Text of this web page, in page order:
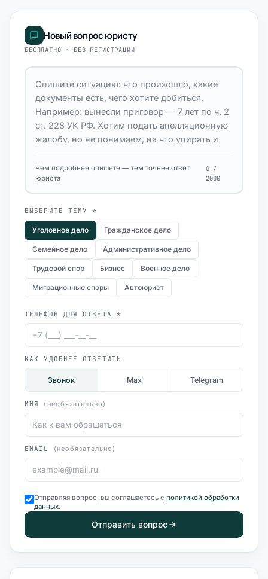
Новый вопрос юристу
БЕСПЛАТНО · БЕЗ РЕГИСТРАЦИИ
Чем подробнее опишете — тем точнее ответ
юриста
0 /
2000
ВЫБЕРИТЕ ТЕМУ *
Уголовное дело Гражданское дело
Семейное дело Административное дело
Трудовой спор Бизнес Военное дело
Миграционные споры Автоюрист
ТЕЛЕФОН ДЛЯ ОТВЕТА *
КАК УДОБНЕЕ ОТВЕТИТЬ
Звонок Max Telegram
ИМЯ (необязательно)
EMAIL (необязательно)
Отправляя вопрос, вы соглашаетесь с политикой обработки
данных.
Отправить вопрос